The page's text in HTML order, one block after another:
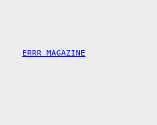
contenido
ERRR MAGAZINE